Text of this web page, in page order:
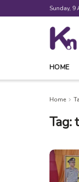
Sunday, 9
HOME
Home
Tag: